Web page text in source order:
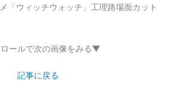
「ウィッチウォッチ」工理路場面カット
ールで次の画像をみる▼
記事に戻る